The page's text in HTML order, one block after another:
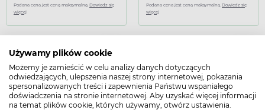
Używamy plików cookie
Możemy je zamieścić w celu analizy danych dotyczących
odwiedzających, ulepszenia naszej strony internetowej, pokazania
spersonalizowanych treści i zapewnienia Państwu wspaniałego
doświadczenia na stronie internetowej. Aby uzyskać więcej informacji
na temat plików cookie, których używamy, otwórz ustawienia.
Podana cena jest ceną maksymalną. Dowiedz się
więcej
Podana cena jest ceną maksymalną. Dowiedz się
więcej